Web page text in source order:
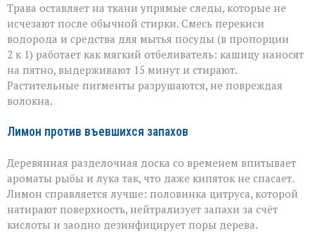
Трава оставляет на ткани упрямые следы, которые не
исчезают после обычной стирки. Смесь перекиси
водорода и средства для мытья посуды (в пропорции
2 к 1) работает как мягкий отбеливатель: кашицу наносят
на пятно, выдерживают 15 минут и стирают.
Растительные пигменты разрушаются, не повреждая
волокна.
Лимон против въевшихся запахов
Деревянная разделочная доска со временем впитывает
ароматы рыбы и лука так, что даже кипяток не спасает.
Лимон справляется лучше: половинка цитруса, которой
натирают поверхность, нейтрализует запахи за счёт
кислоты и заодно дезинфицирует поры дерева.